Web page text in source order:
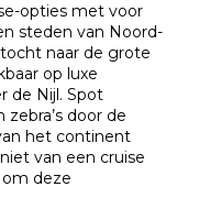
opties met voor
steden van Noord-
naar de grote
op luxe
de Nijl. Spot
door de
het continent
van een cruise
deze